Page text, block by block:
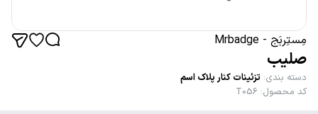
مِستِربَج - Mrbadge
صلیب
دسته بندی: تزئینات کنار پلاک اسم
کد محصول:
T056